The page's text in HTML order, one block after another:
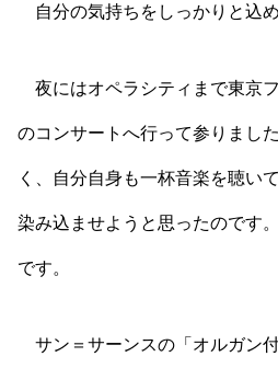
自分の気持ちをしっかりと込
夜にはオペラシティまで東京
のコンサートへ行って参りまし
く、自分自身も一杯音楽を聴い
染み込ませようと思ったのです
です。
サン＝サーンスの「オルガン